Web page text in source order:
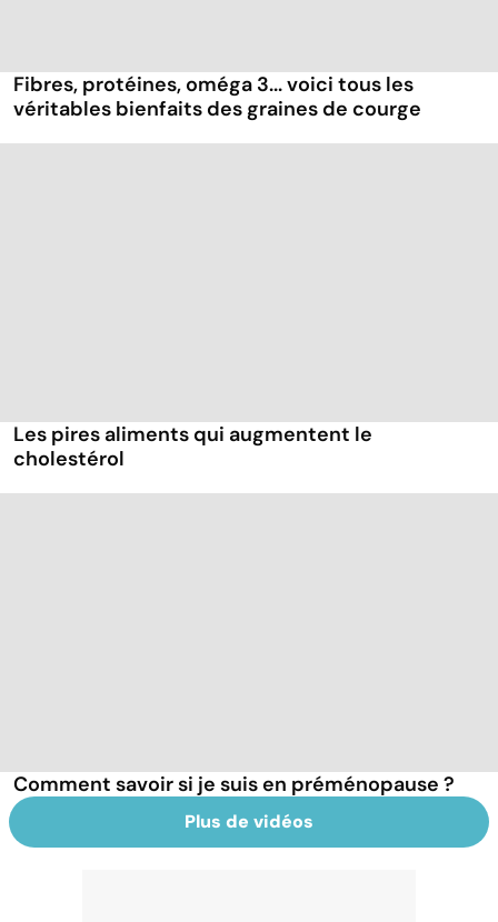
Fibres, protéines, oméga 3... voici tous les
véritables bienfaits des graines de courge
Les pires aliments qui augmentent le
cholestérol
Comment savoir si je suis en préménopause ?
Plus de vidéos